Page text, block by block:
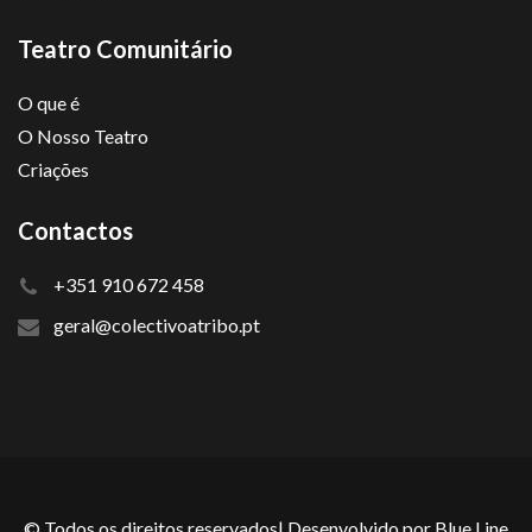
Teatro Comunitário
O que é
O Nosso Teatro
Criações
Contactos
+351 910 672 458
geral@colectivoatribo.pt